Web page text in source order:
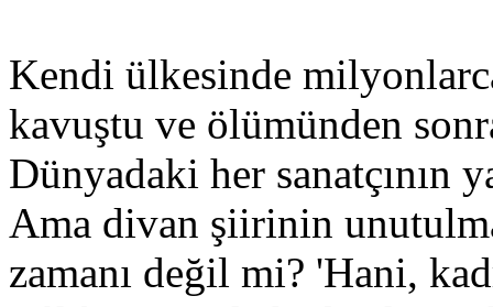
Kendi ülkesinde
kavuştu ve ölümünden
Dünyadaki her sanatçının
Ama divan şiirinin
zamanı değil mi? 'Hani,